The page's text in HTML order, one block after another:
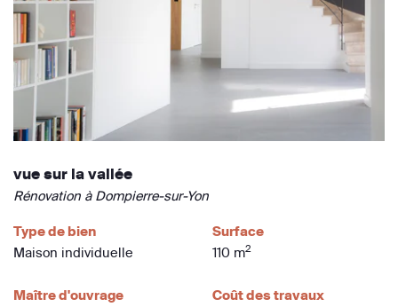
vue sur la vallée
Rénovation à Dompierre-sur-Yon
Type de bien
Maison individuelle
Surface
110 m2
Maître d'ouvrage
Coût des travaux